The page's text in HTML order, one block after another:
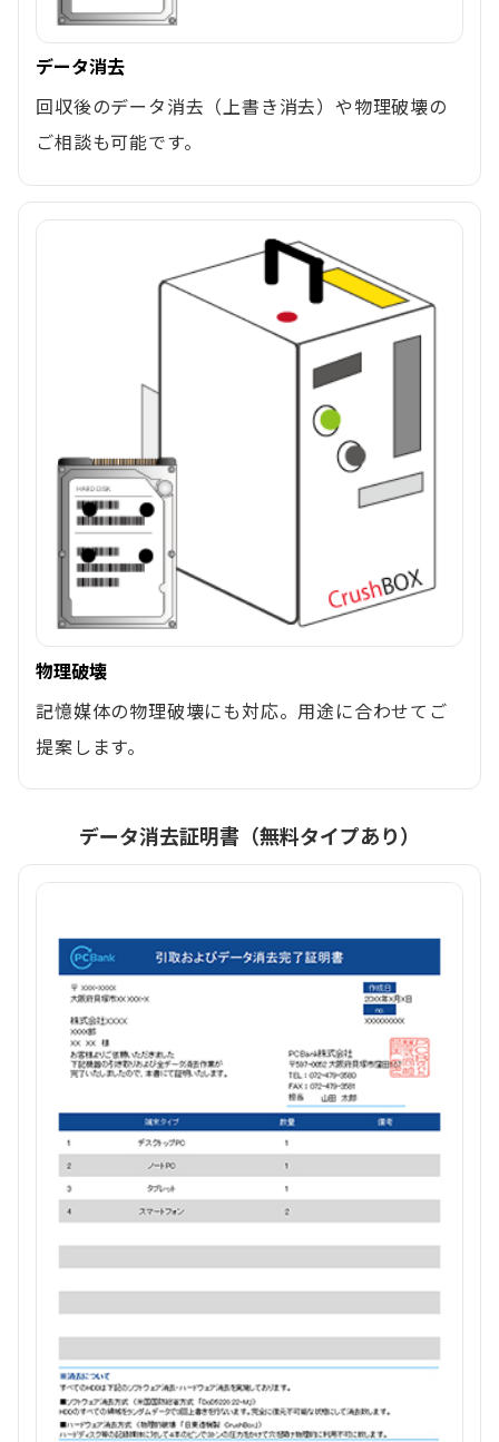
データ消去
回収後のデータ消去（上書き消去）や物理破壊の
ご相談も可能です。
物理破壊
記憶媒体の物理破壊にも対応。用途に合わせてご
提案します。
データ消去証明書（無料タイプあり）